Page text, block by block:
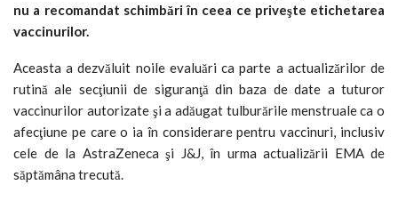
nu a recomandat schimbări în ceea ce priveşte etichetarea
vaccinurilor.
Aceasta a dezvăluit noile evaluări ca parte a actualizărilor de
rutină ale secţiunii de siguranţă din baza de date a tuturor
vaccinurilor autorizate şi a adăugat tulburările menstruale ca o
afecţiune pe care o ia în considerare pentru vaccinuri, inclusiv
cele de la AstraZeneca şi J&J, în urma actualizării EMA de
săptămâna trecută.